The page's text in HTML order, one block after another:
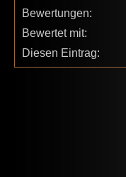
Bewertungen:
Bewertet mit:
Diesen Eintrag: